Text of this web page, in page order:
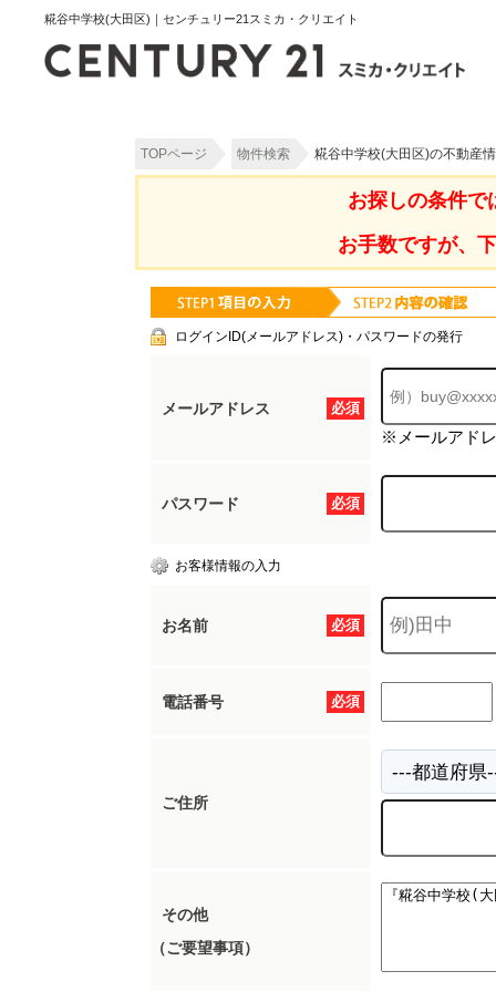
糀谷中学校(大田区)｜センチュリー21スミカ・クリエイト
TOPページ 物件検索 糀谷中学校(大田区)の不動産
お探しの条件で
お手数ですが、
ログインID(メールアドレス)・パスワードの発行
必須
メールアドレス
※メールアド
必須
パスワード
お客様情報の入力
必須
お名前
必須
電話番号
ご住所
その他
（ご要望事項）